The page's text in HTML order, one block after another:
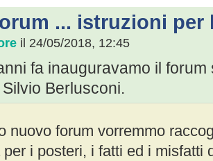
... istruzioni per
il 24/05/2018, 12:45
fa inauguravamo il forum
Berlusconi.
nuovo forum vorremmo
per i posteri, i fatti ed i misfatti